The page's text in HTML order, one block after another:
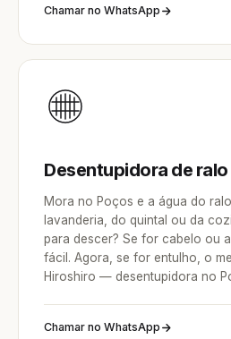
Chamar no WhatsApp
Desentupidora de
Mora no Poços e a água do
lavanderia, do quintal ou da
para descer? Se for cabelo ou
fácil. Agora, se for entulho, o
Hiroshiro — desentupidora no
Chamar no WhatsApp